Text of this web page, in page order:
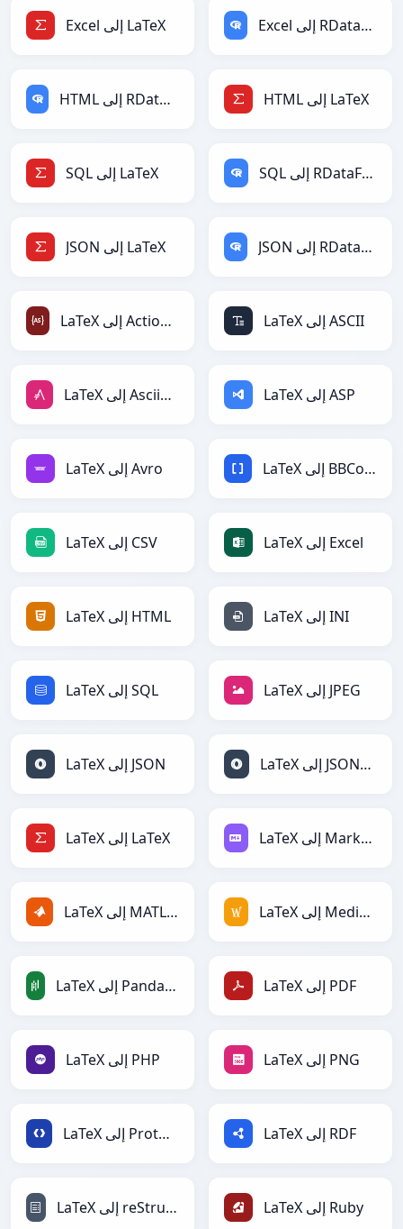
Excel إلى LaTeX Excel إلى RDataFrame
HTML إلى RDataFrame HTML إلى LaTeX
SQL إلى LaTeX SQL إلى RDataFrame
JSON إلى LaTeX JSON إلى RDataFrame
LaTeX إلى ActionScript LaTeX إلى ASCII
LaTeX إلى AsciiDoc LaTeX إلى ASP
LaTeX إلى Avro LaTeX إلى BBCode
LaTeX إلى CSV LaTeX إلى Excel
LaTeX إلى HTML LaTeX إلى INI
LaTeX إلى SQL LaTeX إلى JPEG
LaTeX إلى JSON LaTeX إلى JSONLines
LaTeX إلى LaTeX LaTeX إلى Markdown
LaTeX إلى MATLAB LaTeX إلى MediaWiki
LaTeX إلى PandasDataFrame LaTeX إلى PDF
LaTeX إلى PHP LaTeX إلى PNG
LaTeX إلى Protobuf LaTeX إلى RDF
LaTeX إلى reStructuredText LaTeX إلى Ruby